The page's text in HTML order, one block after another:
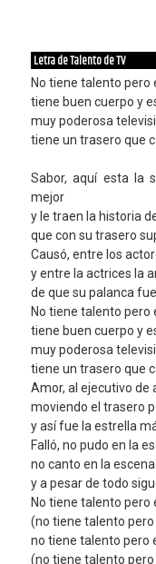
Letra de Talento de TV
No tiene talento pero
tiene buen cuerpo y
muy poderosa
tiene un trasero que
Sabor, aquí esta la
mejor
y le traen la historia
que con su trasero
Causó, entre los
y entre la actrices la
de que su palanca
No tiene talento pero
tiene buen cuerpo y
muy poderosa
tiene un trasero que
Amor, al ejecutivo de
moviendo el trasero
y así fue la estrella
Falló, no pudo en la
no canto en la
y a pesar de todo
No tiene talento pero
(no tiene talento
no tiene talento pero
(no tiene talento pero